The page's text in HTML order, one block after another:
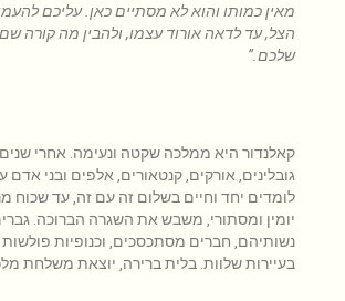
מאין כמותו והוא לא מסתיים כאן. עליכם
הצל, עד לדאה אורוד עצמו, ולהבין מה קורה
שלכם.”
קאלנדור היא ממלכה שקטה ונעימה. אחרי
גובלינים, אורקים, קנטאורים, אלפים ובני אדם
לומדים יחד וחיים בשלום זה עם זה, עד שכוח
יומין ומסתורי, משבש את השגרה הברוכה.
נשותיהם, חברים מסתכסכים, וכנופיות פולשות
בעיירות שלוות. בלית ברירה, יוצאת משלחת